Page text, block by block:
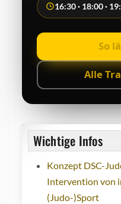
16:30 · 18:00 ·
So
Alle
Wichtige Infos
Konzept DSC-
Intervention von
(Judo-)Sport